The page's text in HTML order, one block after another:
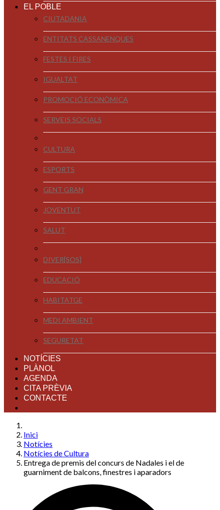
EL POBLE
CIUTADANIA
ENTITATS CASSANENQUES
FESTES I FIRES
IGUALTAT
PROMOCIÓ ECONÒMICA
SERVEIS SOCIALS
CULTURA
ESPORTS
GENT GRAN
JOVENTUT
SALUT
DIVER[SOS]
EDUCACIÓ
HABITATGE
MEDI AMBIENT
SEGURETAT
NOTÍCIES
PLÀNOL
AGENDA
CITA PRÈVIA
CONTACTE
Inici
Notícies
Notícies de Cultura
Entrega de premis del concurs de Nadales i el de
guarniment de balcons, finestres i aparadors